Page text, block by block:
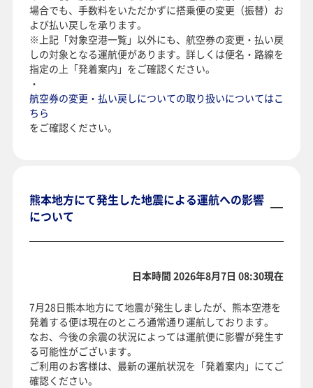
場合でも、手数料をいただかずに搭乗便の変更（振替）お
よび払い戻しを承ります。
※上記「対象空港一覧」以外にも、航空券の変更・払い戻
しの対象となる運航便があります。詳しくは便名・路線を
指定の上「発着案内」をご確認ください。
・
航空券の変更・払い戻しについての取り扱いについてはこ
ちら
をご確認ください。
熊本地方にて発生した地震による運航への影響
について
日本時間 2026年8月7日 08:30現在
7月28日熊本地方にて地震が発生しましたが、熊本空港を
発着する便は現在のところ通常通り運航しております。
なお、今後の余震の状況によっては運航便に影響が発生す
る可能性がございます。
ご利用のお客様は、最新の運航状況を「発着案内」にてご
確認ください。